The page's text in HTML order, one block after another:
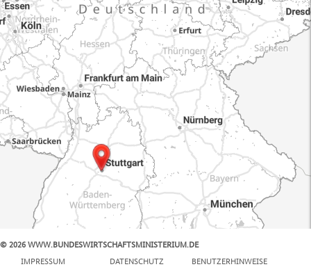
© 2026 WWW.BUNDESWIRTSCHAFTSMINISTERIUM.DE
IMPRESSUM
DATENSCHUTZ BENUTZERHINWEISE